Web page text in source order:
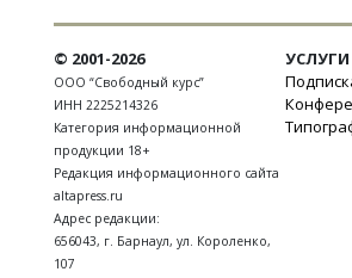
© 2001-2026
ООО “Свободный курс”
ИНН 2225214326
Категория информационной
продукции 18+
Редакция информационного сайта
altapress.ru
Адрес редакции:
656043, г. Барнаул, ул. Короленко,
107
УСЛУГИ